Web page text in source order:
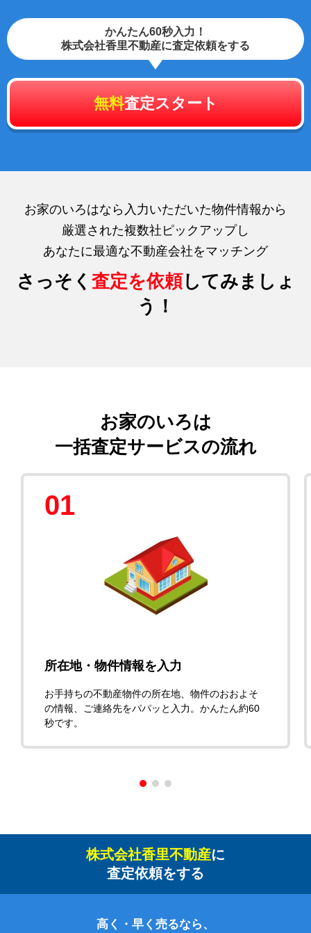
かんたん60秒入力！
株式会社香里不動産に査定依頼をする
無料査定スタート
お家のいろはなら入力いただいた物件情報から
厳選された複数社ピックアップし
あなたに最適な不動産会社をマッチング
さっそく 査定を依頼してみましょ
う！
お家のいろは
一括査定サービスの流れ
01
所在地・物件情報を入力
お手持ちの不動産物件の所在地、物件のおおよそ
の情報、ご連絡先をパパッと入力。かんたん約60
秒です。
株式会社香里不動産に
査定依頼をする
高く・早く売るなら、